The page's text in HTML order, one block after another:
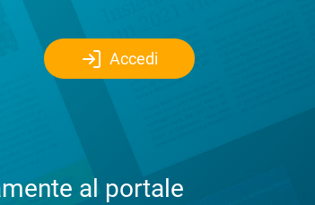
Accedi
al portale